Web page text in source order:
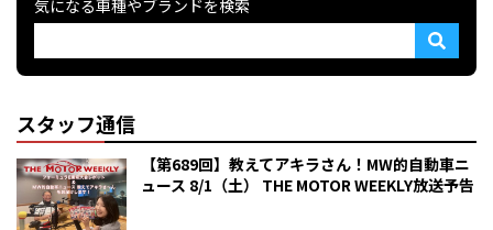
気になる車種やブランドを検索
スタッフ通信
【第689回】教えてアキラさん！MW的自動車ニ
ュース 8/1（土） THE MOTOR WEEKLY放送予告